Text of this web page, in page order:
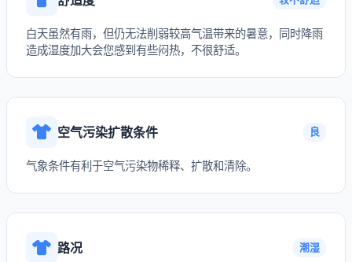
白天虽然有雨，但仍无法削弱较高气温带来的暑意，同时降雨
造成湿度加大会您感到有些闷热，不很舒适。
空气污染扩散条件 良
气象条件有利于空气污染物稀释、扩散和清除。
路况 潮湿